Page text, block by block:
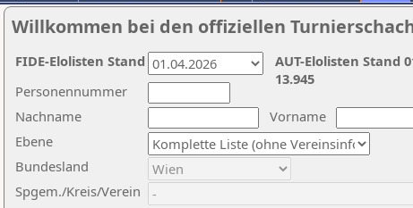
Willkommen bei den offiziellen
Nachname
Vorname
Ebene
Personennummer
Bundesland
Spgem./Kreis/Verein
AUT-Elolisten Stand
13.945
FIDE-Elolisten Stand